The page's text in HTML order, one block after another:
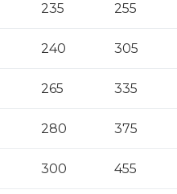
235 255
240 305
265 335
280 375
300 455